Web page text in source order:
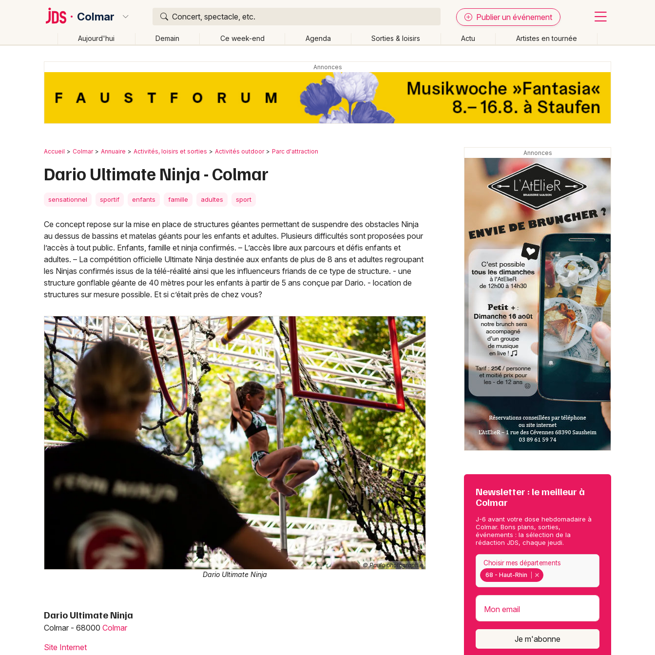
Colmar Concert, spectacle, etc. Publier un événement
Aujourd'hui Demain Ce week-end Agenda Sorties & loisirs Actu Artistes en tournée
Publier un événement
Grands événements
Activité & Expérience
Manifestations
Spectacles
Concerts
Soirées
Expos
Sorties & loisirs
Parc d'attraction dans le Haut-Rhin
Parc d'attraction en Alsace
Parc d'attraction dans le Grand Est
Jeux concours
Newsletter des sorties
Artistes en tournée
Actus à Colmar
Bordeaux
Mulhouse
Montpellier
Nantes
Nice
Strasbourg
Toulouse
Toutes les villes
Accueil Colmar Annuaire Activités, loisirs et sorties Activités outdoor Parc d'attraction
Dario Ultimate Ninja - Colmar
sensationnel sportif enfants famille adultes sport
Ce concept repose sur la mise en place de structures géantes permettant de suspendre des obstacles Ninja
au dessus de bassins et matelas géants pour les enfants et adultes. Plusieurs difficultés sont proposées pour
l’accès à tout public. Enfants, famille et ninja confirmés. – L’accès libre aux parcours et défis enfants et
adultes. – La compétition officielle Ultimate Ninja destinée aux enfants de plus de 8 ans et adultes regroupant
les Ninjas confirmés issus de la télé-réalité ainsi que les influenceurs friands de ce type de structure. - une
structure gonflable géante de 40 mètres pour les enfants à partir de 5 ans conçue par Dario. - location de
structures sur mesure possible. Et si c’était près de chez vous?
© Paulo photographie
Dario Ultimate Ninja
Dario Ultimate Ninja
Colmar - 68000 Colmar
Site Internet
Newsletter : le meilleur à
Colmar
J-6 avant votre dose hebdomadaire à
Colmar. Bons plans, sorties,
événements : la sélection de la
rédaction JDS, chaque jeudi.
68 - Haut-Rhin
Choisir mes départements
Mon email
Je m'abonne
Où ? Quand ? Effacer les dates
Aujourd'hui Demain Ce week-end Autre